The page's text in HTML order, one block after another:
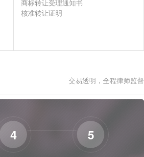
商标转让受理通知书
核准转让证明
交易透明，全程律师监督
4 5